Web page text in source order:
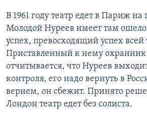
В 1961 году театр едет в Париж на
Молодой Нуреев имеет там
успех, превосходящий успех всей
Приставленный к нему
отчитывается, что Нуреев
контроля, его надо вернуть в
вернем, он сбежит. Принято
Лондон театр едет без солиста.